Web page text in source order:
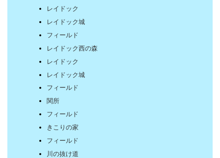
レイドック
レイドック城
フィールド
レイドック西の森
レイドック
レイドック城
フィールド
関所
フィールド
きこりの家
フィールド
川の抜け道